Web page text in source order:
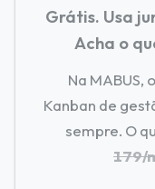
Grátis. Usa
Acha o
Na MABUS,
Kanban de
sempre. O
179/